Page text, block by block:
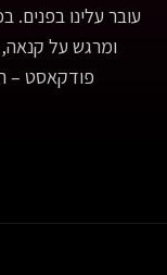
pride-the-inner-
out-part-1/
עובר עלינו
ומרגש על
פודקאסט –